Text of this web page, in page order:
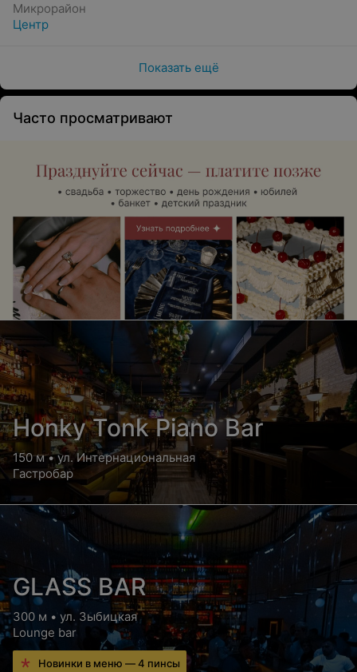
Микрорайон
Центр
Показать ещё
Часто просматривают
Honky Tonk Piano Bar
150 м • ул. Интернациональная
Гастробар
GLASS BAR
300 м • ул. Зыбицкая
Lounge bar
Новинки в меню — 4 пинсы